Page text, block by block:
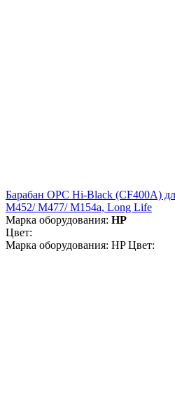
Барабан OPC Hi-Black (CF400A)
M452/ M477/ M154a, Long Life
Марка оборудования: HP
Цвет:
Марка оборудования: HP Цвет: